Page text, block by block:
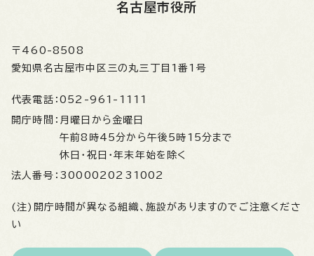
名古屋市役所
〒460-8508
愛知県名古屋市中区三の丸三丁目1番1号
代表電話： 052-961-1111
開庁時間： 月曜日から金曜日
午前8時45分から午後5時15分まで
休日・祝日・年末年始を除く
法人番号： 3000020231002
(注)開庁時間が異なる組織、施設がありますのでご注意くださ
い